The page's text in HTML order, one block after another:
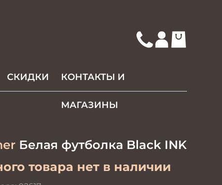
СКИДКИ КОНТАКТЫ И
МАГАЗИНЫ
Белая футболка Black INK
товара нет в наличии